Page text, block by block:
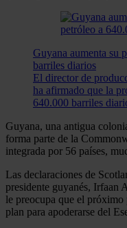
Guyana aumenta su
barriles diarios
El director de
ha afirmado que la
640.000 barriles
Guyana, una antigua
forma parte de la
integrada por 56 países,
Las declaraciones de
presidente guyanés, Irfaan
le preocupa que el próximo
plan para apoderarse del